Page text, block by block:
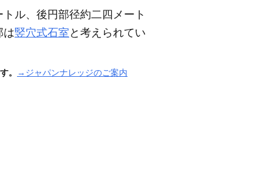
ル、後円部径約二四メート
は竪穴式石室 と考えられてい
。 →ジャパンナレッジのご案内